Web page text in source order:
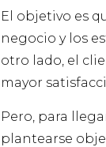
El objetivo es
negocio y los
otro lado, el
mayor
Pero, para
plantearse